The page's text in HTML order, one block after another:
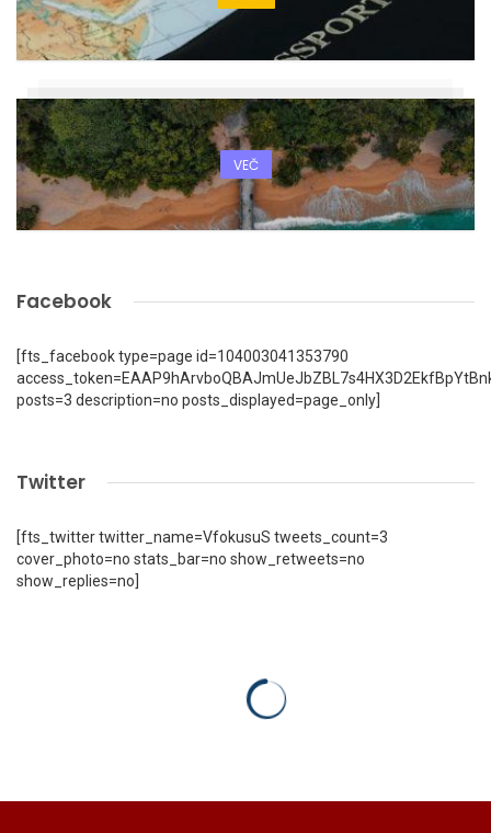
VEČ
Facebook
[fts_facebook type=page id=104003041353790
posts=3 description=no posts_displayed=page_only]
Twitter
[fts_twitter twitter_name=VfokusuS tweets_count=3
cover_photo=no stats_bar=no show_retweets=no
show_replies=no]